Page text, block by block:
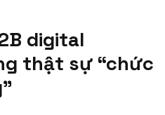
digital
thật sự “chức